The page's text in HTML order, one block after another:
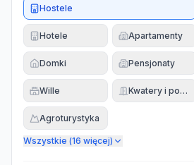
Hostele
Hotele Apartamenty
Domki Pensjonaty
Wille Kwatery i pokoje
Agroturystyka
Wszystkie (16 więcej)